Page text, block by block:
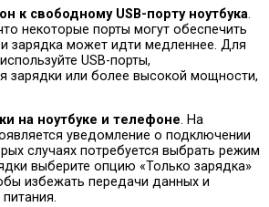
к свободному USB-порту ноутбука.
некоторые порты могут обеспечить
зарядка может идти медленнее. Для
USB-порты,
зарядки или более высокой мощности,
на ноутбуке и телефоне. На
уведомление о подключении
случаях потребуется выбрать режим
выберите опцию «Только зарядка»
избежать передачи данных и